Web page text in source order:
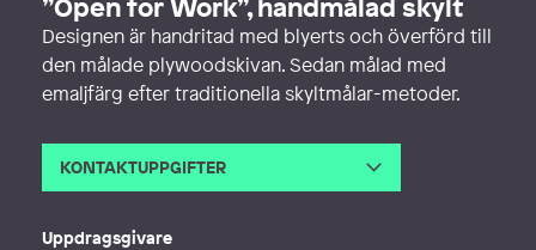
”Open for Work”, handmålad skylt
Designen är handritad med blyerts och överförd till
den målade plywoodskivan. Sedan målad med
emaljfärg efter traditionella skyltmålar-metoder.
KONTAKTUPPGIFTER
Uppdragsgivare